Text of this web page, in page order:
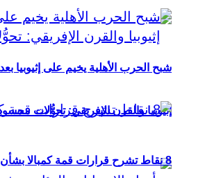
إثيوبيا والقرن الإفريقي: تحوُّلات
شبح الحرب الأهلية يخيم على إثيوبيا
8 نقاط تشرح قرارات قمة كمبالا بشأن “بعثة أوصوم” في الصومال؟